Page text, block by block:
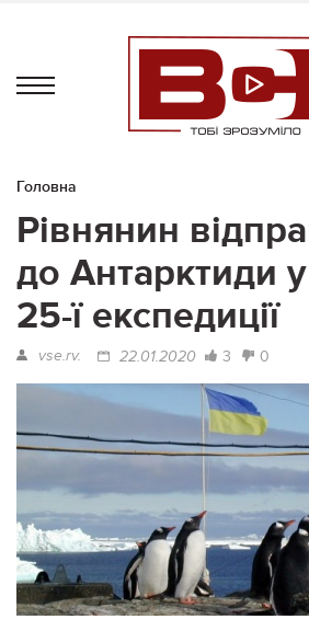
Головна
Рівнянин
до Антарктиди у
25-ї експедиції
vse.rv. 22.01.2020 3 0